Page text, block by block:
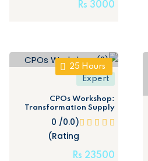
3000
Rs
25 Hours
Expert
CPOs Workshop:
Transformation Supply
Chain Through AI and
Automation
(0.0/ 0
Rating)
23500
Rs